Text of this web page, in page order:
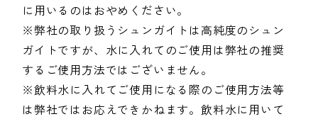
に用いるのはおやめください。
※弊社の取り扱うシュンガイトは高純度のシュン
ガイトですが、水に入れてのご使用は弊社の推奨
するご使用方法ではございません。
※飲料水に入れてご使用になる際のご使用方法等
は弊社ではお応えできかねます。飲料水に用いて